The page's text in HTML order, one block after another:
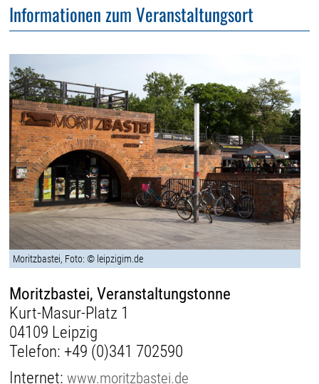
Informationen zum Veranstaltungsort
Moritzbastei, Foto: © leipzigim.de
Moritzbastei, Veranstaltungstonne
Kurt-Masur-Platz 1
04109 Leipzig
Telefon: +49 (0)341 702590
Internet:www.moritzbastei.de